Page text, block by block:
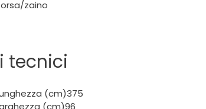
zaino
tecnici
(cm)375
(cm)96